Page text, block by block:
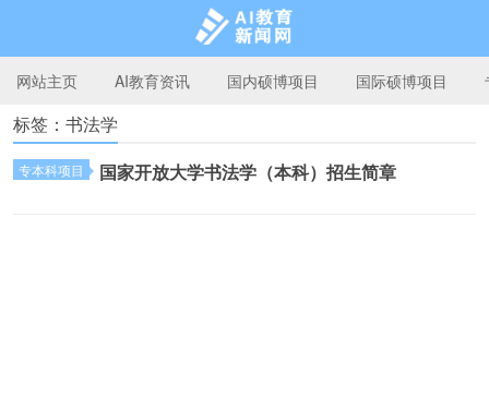
AI教育新闻网
网站主页 AI教育资讯 国内硕博项目 国际硕博项目
标签：书法学
专本科项目 国家开放大学书法学（本科）招生简章